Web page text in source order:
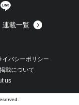
連載一覧
イバシーポリシー
載について
us